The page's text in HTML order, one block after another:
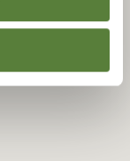
-lehden
Suomen